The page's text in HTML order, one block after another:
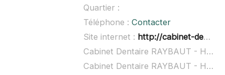
Quartier :
Téléphone : Contacter
Site internet : http://cabinet-dentaire-hollender-raybaut.fr/
Cabinet Dentaire RAYBAUT - HOLLENDER - FORNASERO - LE - HATCHUEL à domicile :
Cabinet Dentaire RAYBAUT - HOLLENDER - FORNASERO - LE - HATCHUEL ouvert dimanche :